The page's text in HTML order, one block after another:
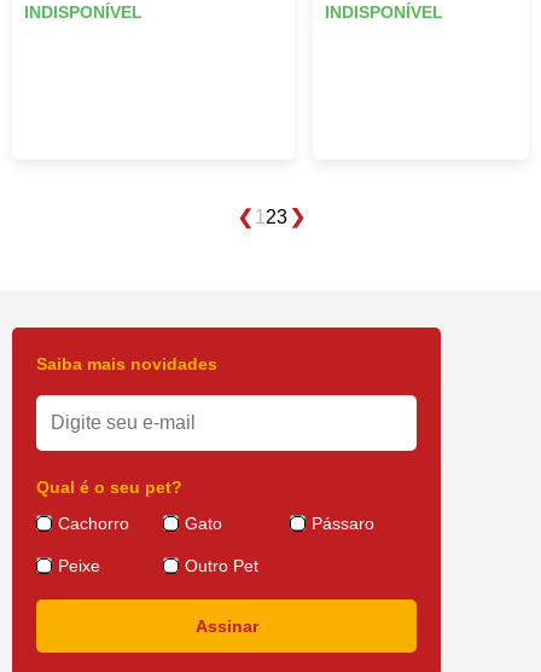
INDISPONÍVEL INDISPONÍVEL
1 23
Saiba mais novidades
Qual é o seu pet?
Cachorro
Gato Pássaro
Peixe Outro Pet